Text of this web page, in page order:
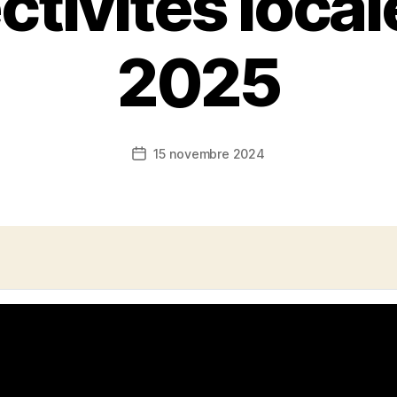
2025
Date15 novembre 2024